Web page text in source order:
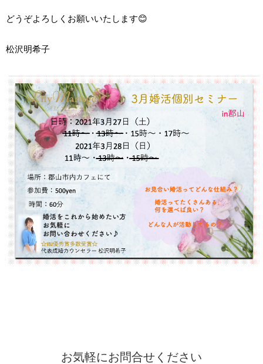
どうぞよろしくお願いいたします😊
松沢明希子
お気軽にお問合せください